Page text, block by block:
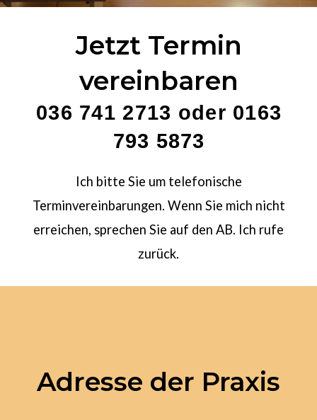
seit 1993・Ausübung der
Naturheilkunde
Tjoeng Lie (Eichsfeld)
Homöopathie
1996・Hypnose – Therapie (Erfurt)
1998・Prof. Li Akademie TCM Peking
Akupunktur, Moxibustion, Tuina
1999・Dieter Dorn, Heilen über die
Tai Chi, Kobudo
Jetzt Termin
vereinbaren
036 741 2713 oder 0163
793 5873
Ich bitte Sie um telefonische
Terminvereinbarungen. Wenn Sie mich nicht
erreichen, sprechen Sie auf den AB. Ich rufe
zurück.
Adresse der Praxis